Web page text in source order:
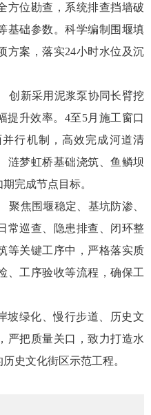
方位勘查，系统排查挡墙破
基础参数。科学编制围堰填
方案，落实24小时水位及沉
创新采用泥浆泵协同长臂挖
提升效率。4至5月施工窗口
行机制，高效完成河道清
涟梦虹桥基础浇筑、鱼鳞坝
完成节点目标。
聚焦围堰稳定、基坑防渗、
常巡查、隐患排查、闭环整
等关键工序中，严格落实质
、工序验收等流程，确保工
坡绿化、慢行步道、历史文
严把质量关口，致力打造水
史文化街区示范工程。